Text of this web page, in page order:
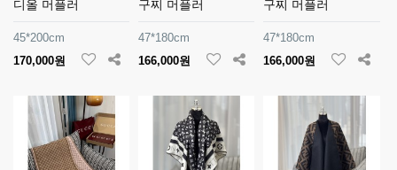
디올 머플러
45*200cm
170,000원
구찌 머플러
47*180cm
166,000원
구찌 머플러
47*180cm
166,000원